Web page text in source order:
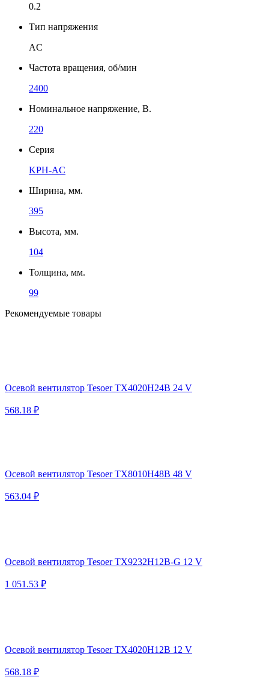
0.2
Тип напряжения
AC
Частота вращения, об/мин
2400
Номинальное напряжение, В.
220
Серия
KPH-AC
Ширина, мм.
395
Высота, мм.
104
Толщина, мм.
99
Рекомендуемые товары
Осевой вентилятор Tesoer TX4020H24B 24 V
568.18 ₽
Осевой вентилятор Tesoer TX8010H48B 48 V
563.04 ₽
Осевой вентилятор Tesoer TX9232H12B-G 12 V
1 051.53 ₽
Осевой вентилятор Tesoer TX4020H12B 12 V
568.18 ₽